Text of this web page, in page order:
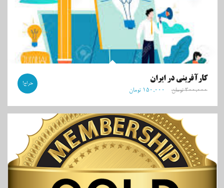
کارآفرینی در ایران
۳۰۰,۰۰۰ تومان ۱۵۰,۰۰۰ تومان
حراج!